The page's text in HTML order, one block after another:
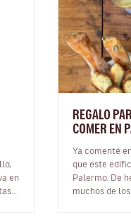
en
REGALO
COMER EN
Ya comenté
que este
Palermo. De
muchos de